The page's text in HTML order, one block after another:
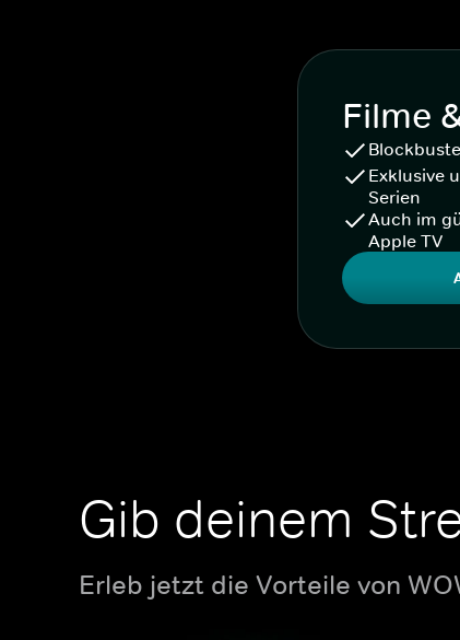
Filme
Exklusive
Serien
Auch im
Apple TV
Gib deinem
Erleb jetzt die Vorteile von